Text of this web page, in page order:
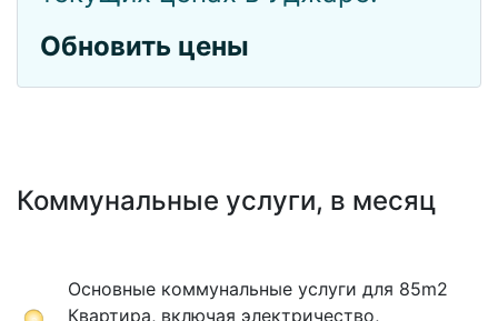
Обновить цены
Коммунальные услуги, в месяц
Основные коммунальные услуги для 85m2
Квартира, включая электричество,